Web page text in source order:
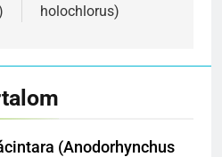
holochlorus)
(Anodorhynchus